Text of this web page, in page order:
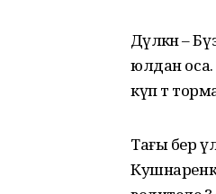
Дәүләкән –
юлдан оса.
күп тә
Тағы бер